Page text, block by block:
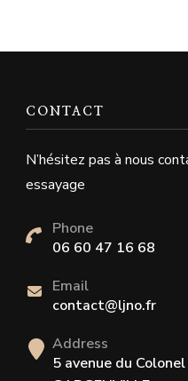
CONTACT
N’hésitez pas à nous
essayage
Phone
06 60 47 16 68
Email
contact@ljno.fr
Address
5 avenue du